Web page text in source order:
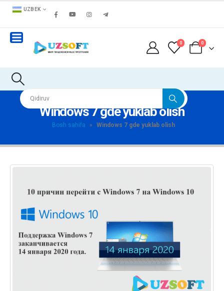
UZBEK
0 0
Windows 7 gde yuklab olish
Bosh sahifa » Windows 7 gde yuklab olish